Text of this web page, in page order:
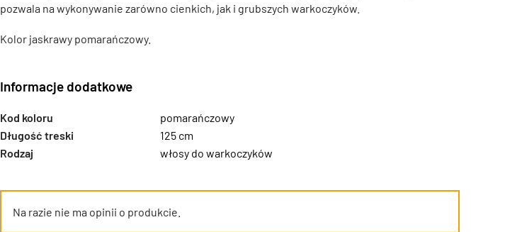
pozwala na wykonywanie zarówno cienkich, jak i grubszych warkoczyków.
Kolor jaskrawy pomarańczowy.
Informacje dodatkowe
Kod koloru
pomarańczowy
Długość treski
125 cm
Rodzaj
włosy do warkoczyków
Na razie nie ma opinii o produkcie.